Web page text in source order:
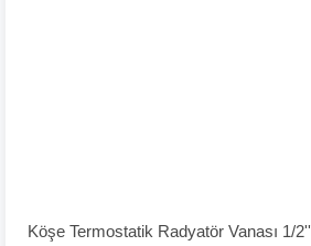
Köşe Termostatik Radyatör Vanası 1/2''